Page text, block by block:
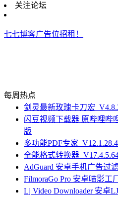
关注论坛
七七博客广告位招租！
每周热点
剑灵最新玫瑰卡刀宏
闪豆视频下载器 原哔哩哔
版
多功能PDF专家
全能格式转换器
AdGuard 安卓手机广告过
FilmoraGo Pro 安卓喵影工
Lj Video Downloader 安卓